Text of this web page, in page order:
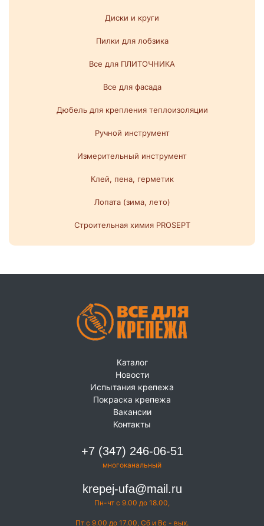
Диски и круги
Пилки для лобзика
Все для ПЛИТОЧНИКА
Все для фасада
Дюбель для крепления теплоизоляции
Ручной инструмент
Измерительный инструмент
Клей, пена, герметик
Лопата (зима, лето)
Строительная химия PROSEPT
Каталог
Новости
Испытания крепежа
Покраска крепежа
Вакансии
Контакты
+7 (347) 246-06-51
многоканальный
krepej-ufa@mail.ru
Пн-чт с 9.00 до 18.00,
Пт с 9.00 до 17.00, Сб и Вс - вых.